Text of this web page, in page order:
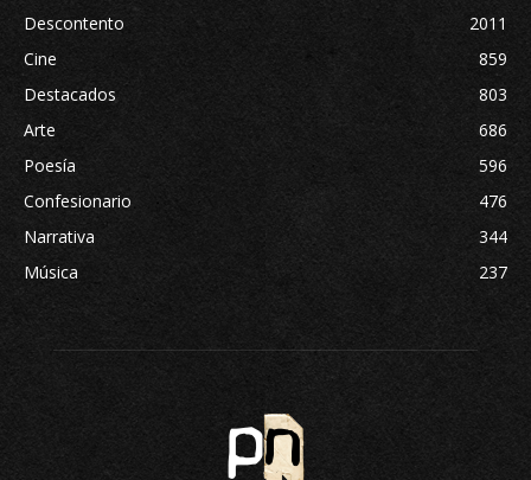
Descontento
2011
Cine
859
Destacados
803
Arte
686
Poesía
596
Confesionario
476
Narrativa
344
Música
237